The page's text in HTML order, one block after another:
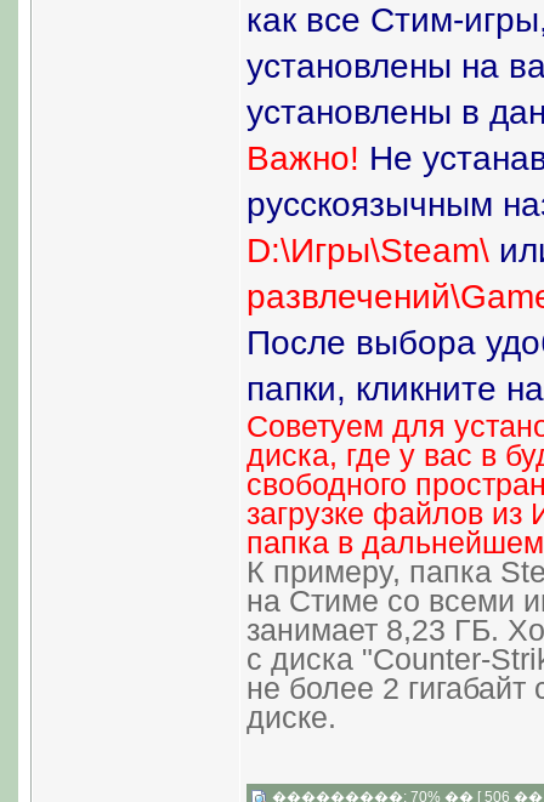
как все Стим-
установлены на
установлены в
Важно! Не
русскоязычным
D:\Игры\Steam\
После выбора
папки, кликните
Советуем для
диска, где у вас в
свободного
загрузке файлов из
папка в
К примеру, папка
на Стиме со всеми
занимает 8,23 ГБ.
с диска "Counter-
не более 2 гигабайт
диске.
���������: 70% �� [ 506 ��